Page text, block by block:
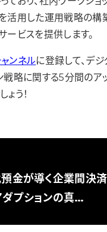
活用した運用戦略の構
ービスを提供します。
ンネルに登録して、デ
戦略に関する5分間のア
う！
預金が導く企業間決
ダプションの真…